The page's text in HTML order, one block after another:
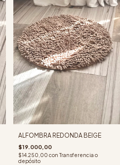
ALFOMBRA REDONDA BEIGE
$19.000,00
$14.250,00 con Transferencia o
depósito